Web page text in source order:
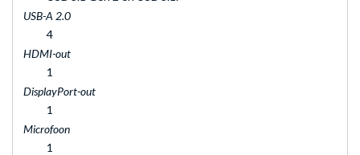
USB-A 2.0
4
HDMI-out
1
DisplayPort-out
1
Microfoon
1